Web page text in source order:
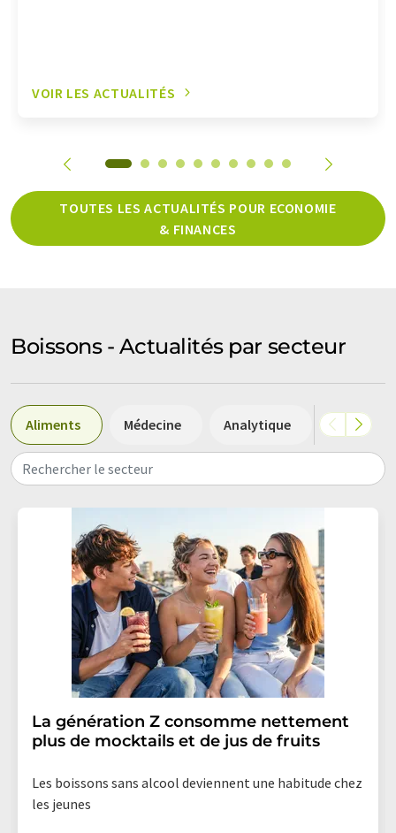
VOIR LES ACTUALITÉS
TOUTES LES ACTUALITÉS POUR ECONOMIE
& FINANCES
Boissons - Actualités par secteur
Aliments Médecine Analytique
Rechercher le secteur
La génération Z consomme nettement
plus de mocktails et de jus de fruits
Les boissons sans alcool deviennent une habitude chez
les jeunes